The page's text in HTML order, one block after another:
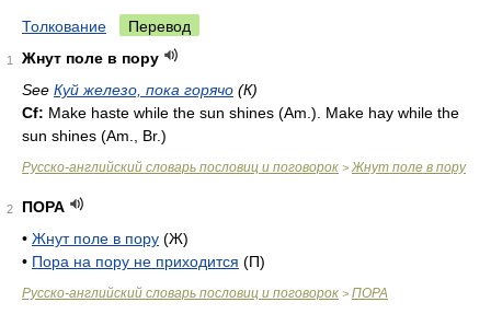
Толкование Перевод
1
Жнут поле в пору
See Куй железо, пока горячо (К)
Cf: Make haste while the sun shines (Am. ). Make hay while the
sun shines (Am. Br.)
Русско-английский словарь пословиц и поговорок > Жнут поле в пору
2
ПОРА
• Жнут поле в пору (Ж)
• Пора на пору не приходится (П)
Русско-английский словарь пословиц и поговорок > ПОРА